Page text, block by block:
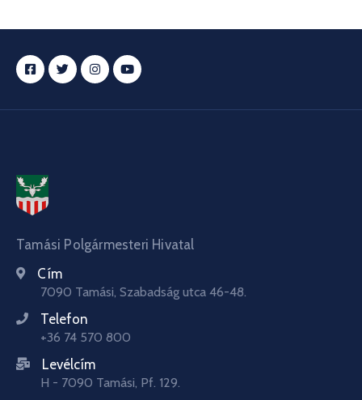
Tamási Polgármesteri Hivatal
Cím
7090 Tamási, Szabadság utca 46-48.
Telefon
+36 74 570 800
Levélcím
H - 7090 Tamási, Pf. 129.